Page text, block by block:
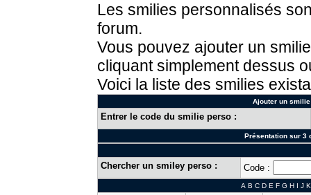
Les smilies personnalisés
forum.
Vous pouvez ajouter un
cliquant simplement dessus
Voici la liste des smilies
Ajouter un
Entrer le code du smilie perso :
Présentation sur 3
Chercher un smiley perso : Code :
A B C D E F G H I J K